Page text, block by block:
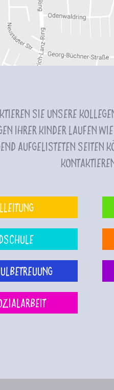
Sie unsere
Ihrer Kinder laufen
aufgelisteten Seiten